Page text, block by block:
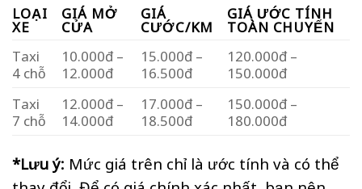
LOẠI
XE
GIÁ MỞ
CỬA
GIÁ
CƯỚC/KM
GIÁ ƯỚC TÍNH
TOÀN CHUYẾN
Taxi
4 chỗ
10.000đ –
12.000đ
15.000đ –
16.500đ
120.000đ –
150.000đ
Taxi
7 chỗ
12.000đ –
14.000đ
17.000đ –
18.500đ
150.000đ –
180.000đ
*Lưu ý: Mức giá trên chỉ là ước tính và có thể